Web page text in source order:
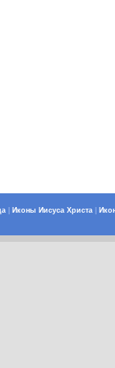
| Иконы Иисуса Христа|